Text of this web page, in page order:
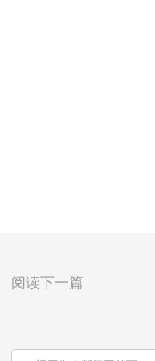
阅读下一篇